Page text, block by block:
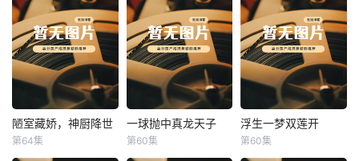
陋室藏娇，神厨降世
陋室藏娇，神厨降世
第64集
一球抛中真龙天子
一球抛中真龙天子
第60集
浮生一梦双莲开
浮生一梦双莲开
第60集